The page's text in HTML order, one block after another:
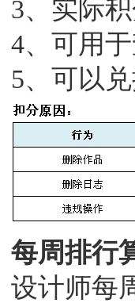
3、实际
4、可用
5、可以
每周排行
设计师每